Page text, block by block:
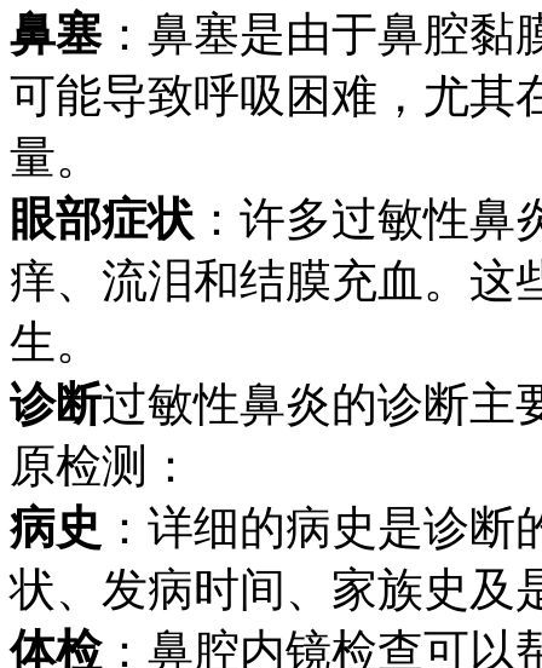
鼻塞：鼻塞是由于鼻腔黏
可能导致呼吸困难，尤其
量。
眼部症状 ：许多过敏性
痒、流泪和结膜充血。这
生。
诊断过敏性鼻炎的诊断主
原检测：
病史 ：详细的病史是诊
状、发病时间、家族史及
体检：鼻腔内镜检查可以